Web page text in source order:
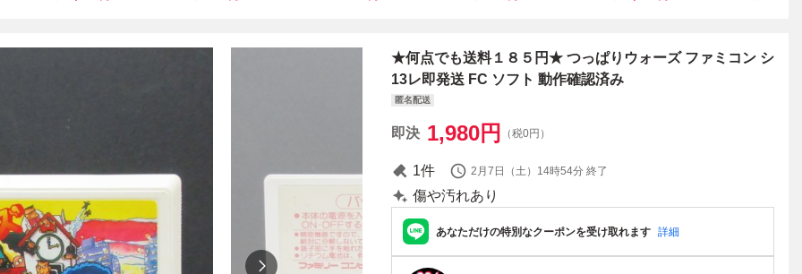
★何点でも送料１８５円★ つっぱりウォーズ ファミコン シ
13レ即発送 FC ソフト 動作確認済み
匿名配送
即決 1,980円 （税0円）
1件 2月7日（土）14時54分 終了
傷や汚れあり
あなただけの特別なクーポンを受け取れます 詳細